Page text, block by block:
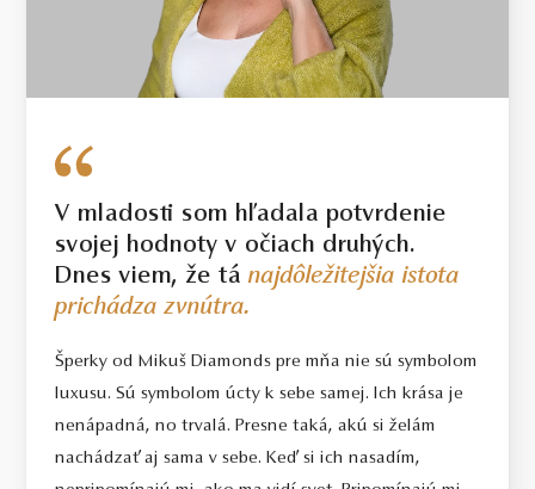
V mladosti som hľadala potvrdenie
svojej hodnoty v očiach druhých.
Dnes viem, že tánajdôležitejšia istota
prichádza zvnútra.
Šperky od Mikuš Diamonds pre mňa nie sú symbolom
luxusu. Sú symbolom úcty k sebe samej. Ich krása je
nenápadná, no trvalá. Presne taká, akú si želám
nachádzať aj sama v sebe. Keď si ich nasadím,